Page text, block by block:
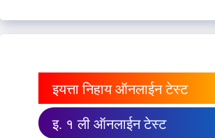
इयत्ता निहाय ऑनलाईन टेस्ट
इ. १ ली ऑनलाईन टेस्ट